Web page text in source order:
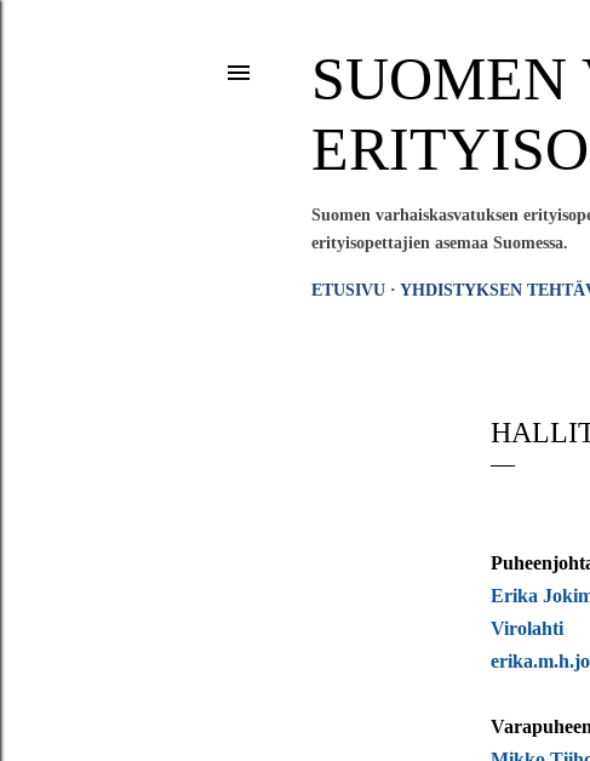
Suomen varhaiskasvatuksen
erityisopettajien asemaa Suomessa.
ETUSIVU YHDISTYKSEN
Erika
Virolahti